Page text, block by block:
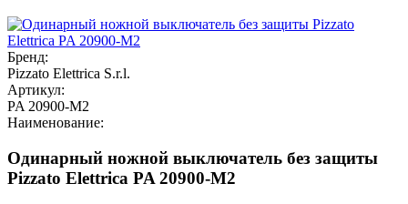
Бренд:
Pizzato Elettrica S.r.l.
Артикул:
PA 20900-M2
Наименование:
Одинарный ножной выключатель без защиты
Pizzato Elettrica PA 20900-M2